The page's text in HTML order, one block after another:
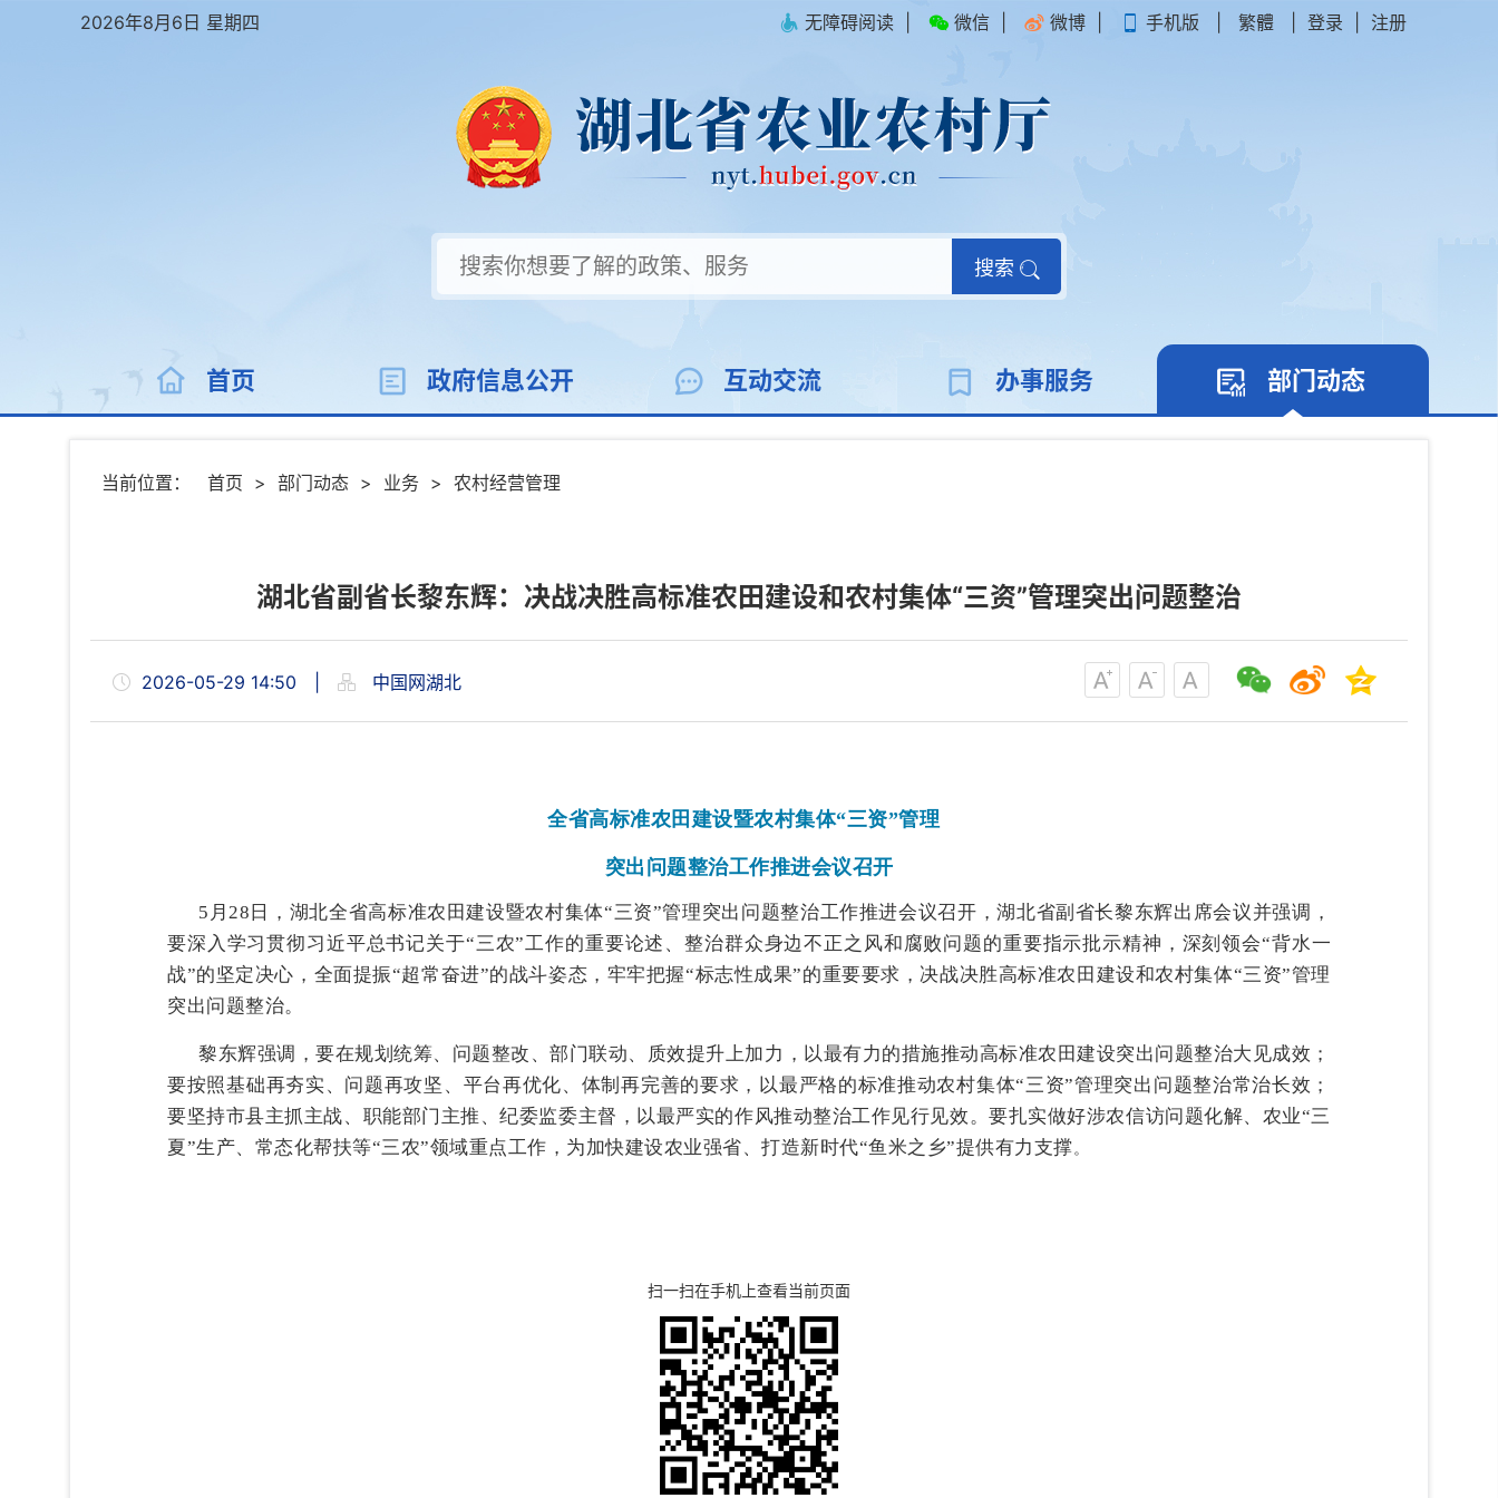
2026年8月6日 星期四 无障碍阅读 微信 微博 手机版 繁體 登录 注册
搜索
首页 政府信息公开 互动交流 办事服务 部门动态
当前位置： 首页 > 部门动态 > 业务 > 农村经营管理
湖北省副省长黎东辉：决战决胜高标准农田建设和农村集体“三资”管理突出问题整治
2026-05-29 14:50 中国网湖北
全省高标准农田建设暨农村集体“三资”管理
突出问题整治工作推进会议召开
5月28日，湖北全省高标准农田建设暨农村集体“三资”管理突出问题整治工作推进会议召开，湖北省副省长黎东辉出席会议并强调，
要深入学习贯彻习近平总书记关于“三农”工作的重要论述、整治群众身边不正之风和腐败问题的重要指示批示精神，深刻领会“背水一
战”的坚定决心，全面提振“超常奋进”的战斗姿态，牢牢把握“标志性成果”的重要要求，决战决胜高标准农田建设和农村集体“三资”管理
突出问题整治。
黎东辉强调，要在规划统筹、问题整改、部门联动、质效提升上加力，以最有力的措施推动高标准农田建设突出问题整治大见成效；
要按照基础再夯实、问题再攻坚、平台再优化、体制再完善的要求，以最严格的标准推动农村集体“三资”管理突出问题整治常治长效；
要坚持市县主抓主战、职能部门主推、纪委监委主督，以最严实的作风推动整治工作见行见效。要扎实做好涉农信访问题化解、农业“三
夏”生产、常态化帮扶等“三农”领域重点工作，为加快建设农业强省、打造新时代“鱼米之乡”提供有力支撑 。
扫一扫在手机上查看当前页面